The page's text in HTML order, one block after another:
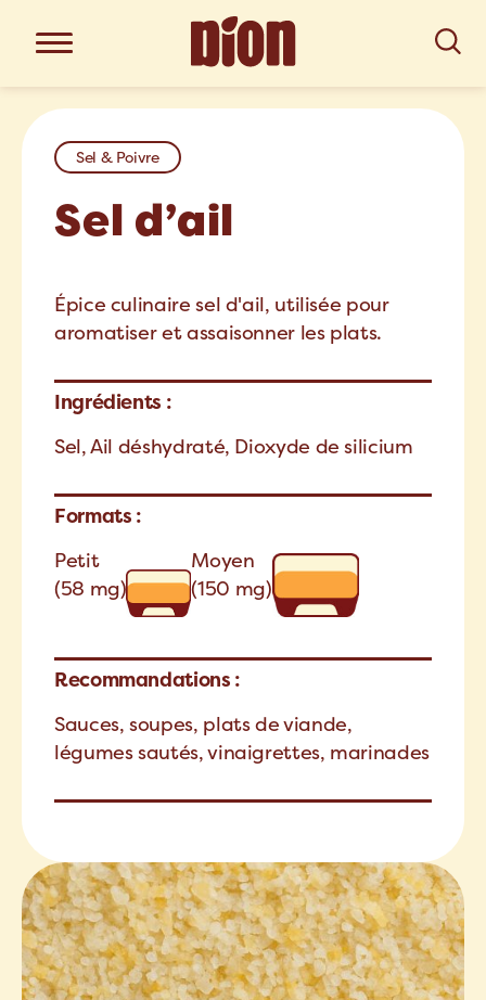
Sel & Poivre
Sel d’ail
Épice culinaire sel d'ail, utilisée pour
aromatiser et assaisonner les plats.
Ingrédients :
Sel, Ail déshydraté, Dioxyde de silicium
Formats :
Petit
(58 mg)
Moyen
(150 mg)
Recommandations :
Sauces, soupes, plats de viande,
légumes sautés, vinaigrettes, marinades